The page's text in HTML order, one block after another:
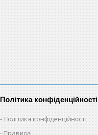
Політика конфіденційності
Політика конфіденційності
Правила